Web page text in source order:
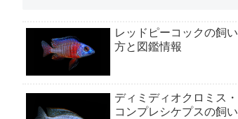
レッドピーコックの飼い
方と図鑑情報
ディミディオクロミス・
コンプレシケプスの飼い